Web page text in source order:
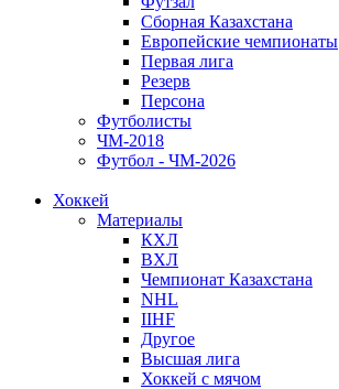
Сборная Казахстана
Европейские чемпионаты
Первая лига
Резерв
Персона
Футболисты
ЧМ-2018
Футбол - ЧМ-2026
Хоккей
Материалы
КХЛ
ВХЛ
Чемпионат Казахстана
NHL
IIHF
Другое
Высшая лига
Хоккей с мячом